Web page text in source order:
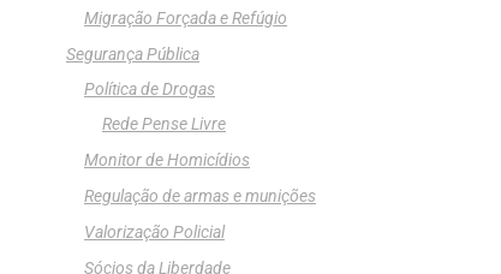
Migração Forçada e Refúgio
Segurança Pública
Política de Drogas
Rede Pense Livre
Monitor de Homicídios
Regulação de armas e munições
Valorização Policial
Sócios da Liberdade